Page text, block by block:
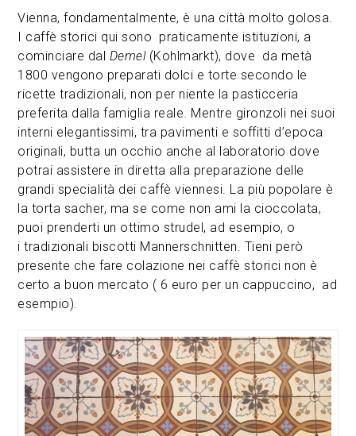
Vienna, fondamentalmente, è una città molto golosa.
I caffè storici qui sono praticamente istituzioni, a
cominciare dal Demel(Kohlmarkt), dove da metà
1800 vengono preparati dolci e torte secondo le
ricette tradizionali, non per niente la pasticceria
preferita dalla famiglia reale. Mentre gironzoli nei suoi
interni elegantissimi, tra pavimenti e soffitti d’epoca
originali, butta un occhio anche al laboratorio dove
potrai assistere in diretta alla preparazione delle
grandi specialità dei caffè viennesi. La più popolare è
la torta sacher, ma se come non ami la cioccolata,
puoi prenderti un ottimo strudel, ad esempio, o
i tradizionali biscotti Mannerschnitten. Tieni però
presente che fare colazione nei caffè storici non è
certo a buon mercato ( 6 euro per un cappuccino, ad
esempio).